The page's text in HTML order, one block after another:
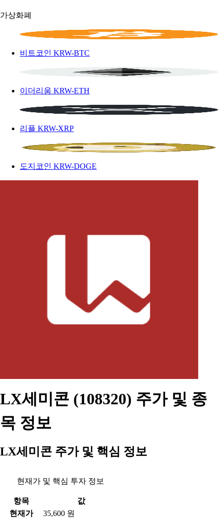
가상화폐
비트코인 KRW-BTC
이더리움 KRW-ETH
리플 KRW-XRP
도지코인 KRW-DOGE
LX세미콘 (108320) 주가 및 종
목 정보
LX세미콘 주가 및 핵심 정보
현재가 및 핵심 투자 정보
항목
값
현재가
35,600 원